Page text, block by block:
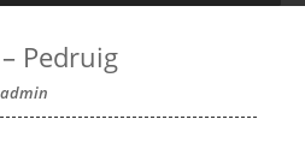
Pedruig
admin